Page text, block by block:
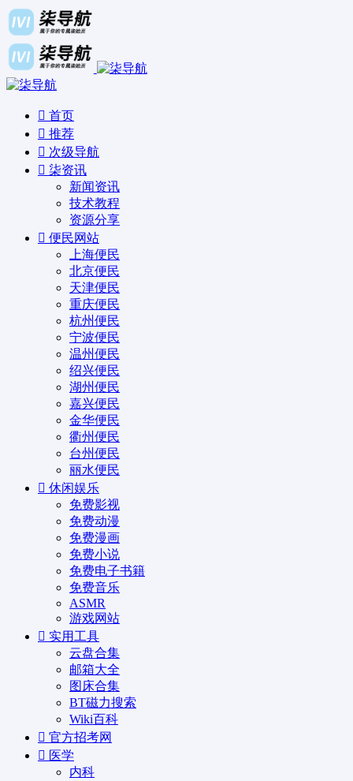
首页
推荐
次级导航
柒资讯
新闻资讯
技术教程
资源分享
便民网站
上海便民
北京便民
天津便民
重庆便民
杭州便民
宁波便民
温州便民
绍兴便民
湖州便民
嘉兴便民
金华便民
衢州便民
台州便民
丽水便民
休闲娱乐
免费影视
免费动漫
免费漫画
免费小说
免费电子书籍
免费音乐
ASMR
游戏网站
实用工具
云盘合集
邮箱大全
图床合集
BT磁力搜索
Wiki百科
官方招考网
医学
内科